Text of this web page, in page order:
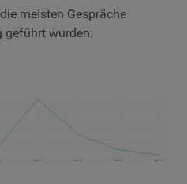
meisten Gespräche
geführt wurden: